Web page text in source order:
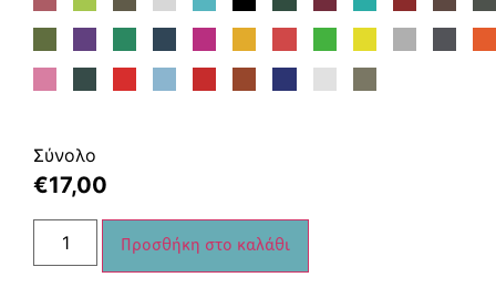
Σύνολο
€17,00
Προσθήκη στο καλάθι